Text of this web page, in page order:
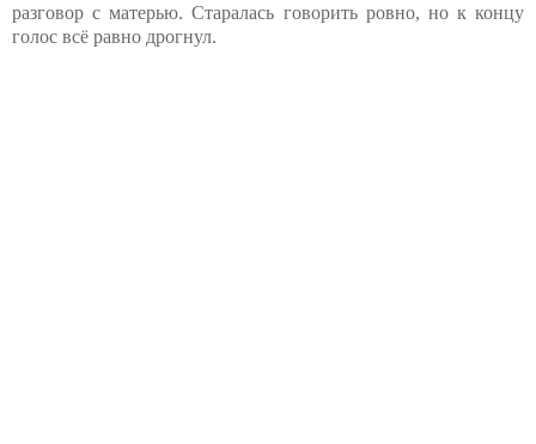
разговор с матерью. Старалась говорить ровно, но к концу
голос всё равно дрогнул.